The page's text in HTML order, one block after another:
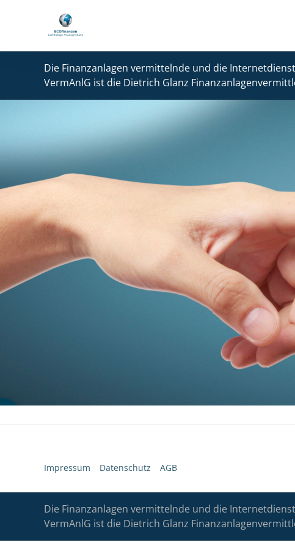
Die Finanzanlagen vermittelnde und die
VermAnlG ist die Dietrich Glanz
Impressum Datenschutz AGB
Die Finanzanlagen vermittelnde und die
VermAnlG ist die Dietrich Glanz